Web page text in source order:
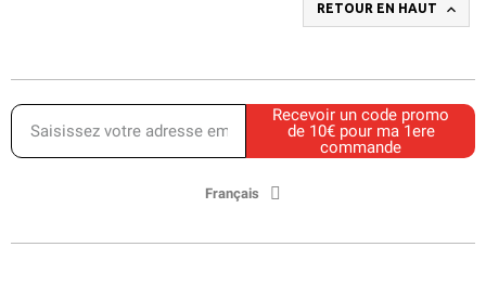
RETOUR EN HAUT 
Recevoir un code promo
de 10€ pour ma 1ere
commande
Français